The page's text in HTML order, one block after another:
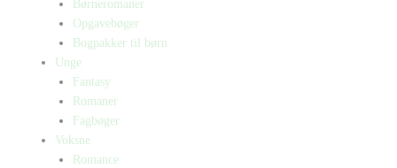
Børneromaner
Opgavebøger
Bogpakker til børn
Unge
Fantasy
Romaner
Fagbøger
Voksne
Romance